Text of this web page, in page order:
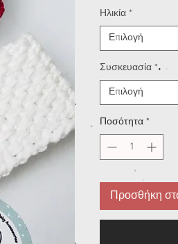
Ηλικία *
Επιλογή
Συσκευασία *
Επιλογή
Ποσότητα *
Προσθήκη